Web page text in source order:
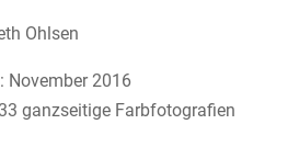
Ohlsen
November 2016
ganzseitige Farbfotografien